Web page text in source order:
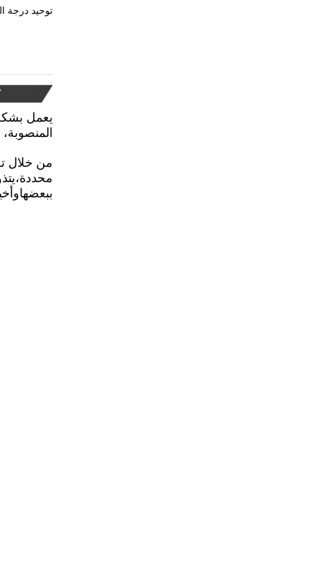
توحيد درجة الحرارة 1.5 ورقة فيلم نقل الحرارة الطباعة الساخنة الجافة وحدة
يعمل
من خلال